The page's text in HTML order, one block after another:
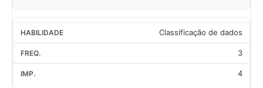
Classificação de dados
3
4